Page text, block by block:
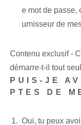
e mot de passe,⁤
urnisseur de
Contenu exclusif -
démarre-t-il tout
PUIS-JE
PTES DE
Oui, tu peux⁤